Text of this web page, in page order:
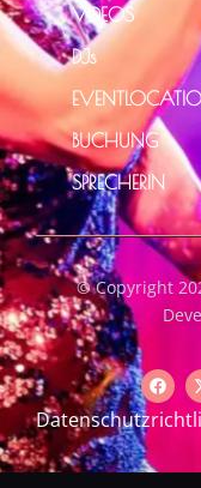
VIDEOS
DJs
BUCHUNG
SPRECHERIN
© Copyright